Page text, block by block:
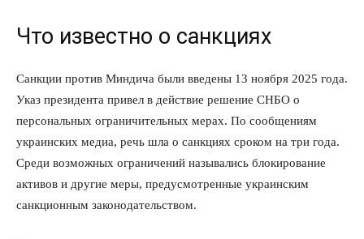
Что известно о санкциях
Санкции против Миндича были введены 13 ноября 2025 года.
Указ президента привел в действие решение СНБО о
персональных ограничительных мерах. По сообщениям
украинских медиа, речь шла о санкциях сроком на три года.
Среди возможных ограничений назывались блокирование
активов и другие меры, предусмотренные украинским
санкционным законодательством.